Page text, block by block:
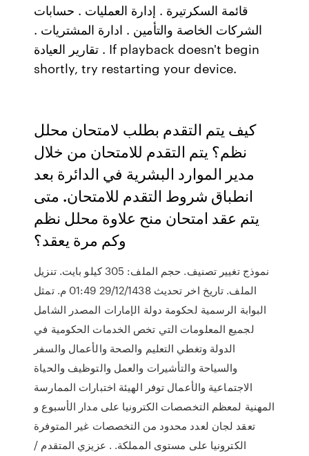
قائمة السكرتيرة . إدارة العمليات . حسابات
الشركات الخاصة والتأمين . ادارة المشتريات .
تقارير العيادة . If playback doesn't begin
shortly, try restarting your device.
كيف يتم التقدم بطلب لامتحان محلل
نظم؟ يتم التقدم للامتحان من خلال
مدير الموارد البشرية في الدائرة بعد
انطباق شروط التقدم للامتحان. متى
يتم عقد امتحان منح علاوة محلل نظم
وكم مرة يعقد؟
نموذج تغيير تصنيف. حجم الملف: 305 كيلو بايت. تنزيل
الملف. تاريخ اخر تحديث 29/12/1438 01:49 م. تمثل
البوابة الرسمية لحكومة دولة الإمارات المصدر الشامل
لجميع المعلومات التي تخص الخدمات الحكومية في
الدولة وتغطي التعليم والصحة والأعمال والسفر
والسياحة والتأشيرات والعمل والتوظيف والحياة
الاجتماعية والأعمال توفر الهيئة اختبارات الممارسة
المهنية لمعظم التخصصات الكترونيا على مدار الأسبوع و
تعقد لجان لعدد محدود من التخصصات غير المتوفرة
الكترونيا على مستوى المملكة. . عزيزي المتقدم /